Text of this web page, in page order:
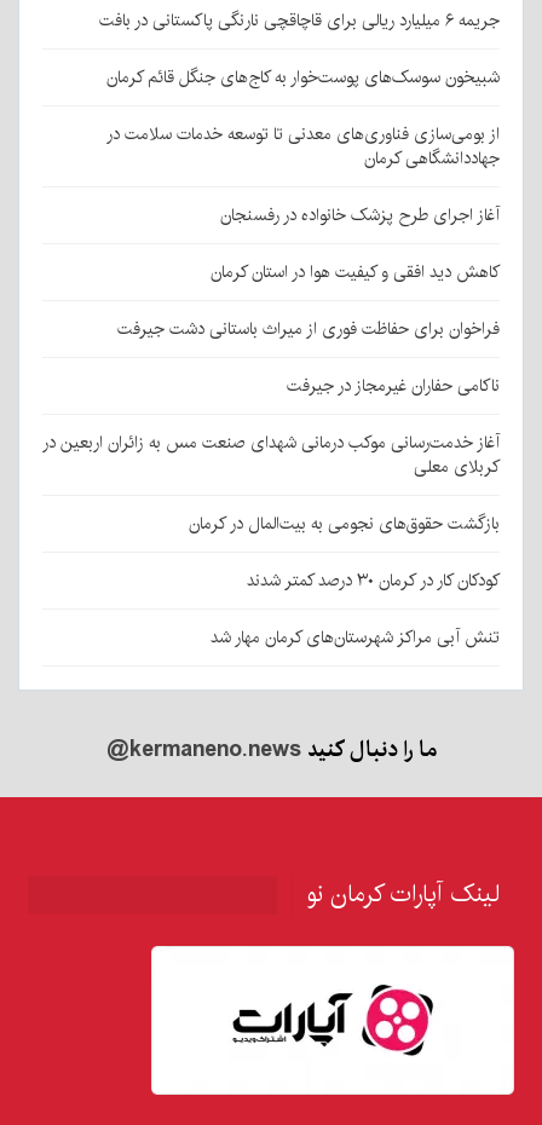
جریمه ۶ میلیارد ریالی برای قاچاقچی نارنگی پاکستانی در بافت
شبیخون سوسک‌های پوست‌خوار به کاج‌های جنگل قائم کرمان
از بومی‌سازی فناوری‌های معدنی تا توسعه خدمات سلامت در
جهاددانشگاهی کرمان
آغاز اجرای طرح پزشک خانواده در رفسنجان
کاهش دید افقی و کیفیت هوا در استان کرمان
فراخوان برای حفاظت فوری از میراث باستانی دشت جیرفت
ناکامی حفاران غیرمجاز در جیرفت
آغاز خدمت‌رسانی موکب درمانی شهدای صنعت مس به زائران اربعین در
کربلای معلی
بازگشت حقوق‌های نجومی به بیت‌المال در کرمان
کودکان کار در کرمان ۳۰ درصد کمتر شدند
تنش آبی مراکز شهرستان‌های کرمان مهار شد
ما را دنبال کنید@kermaneno.news
لینک آپارات کرمان نو